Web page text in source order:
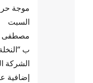
السبت
مصطفى
ب
الشركة
إضافية